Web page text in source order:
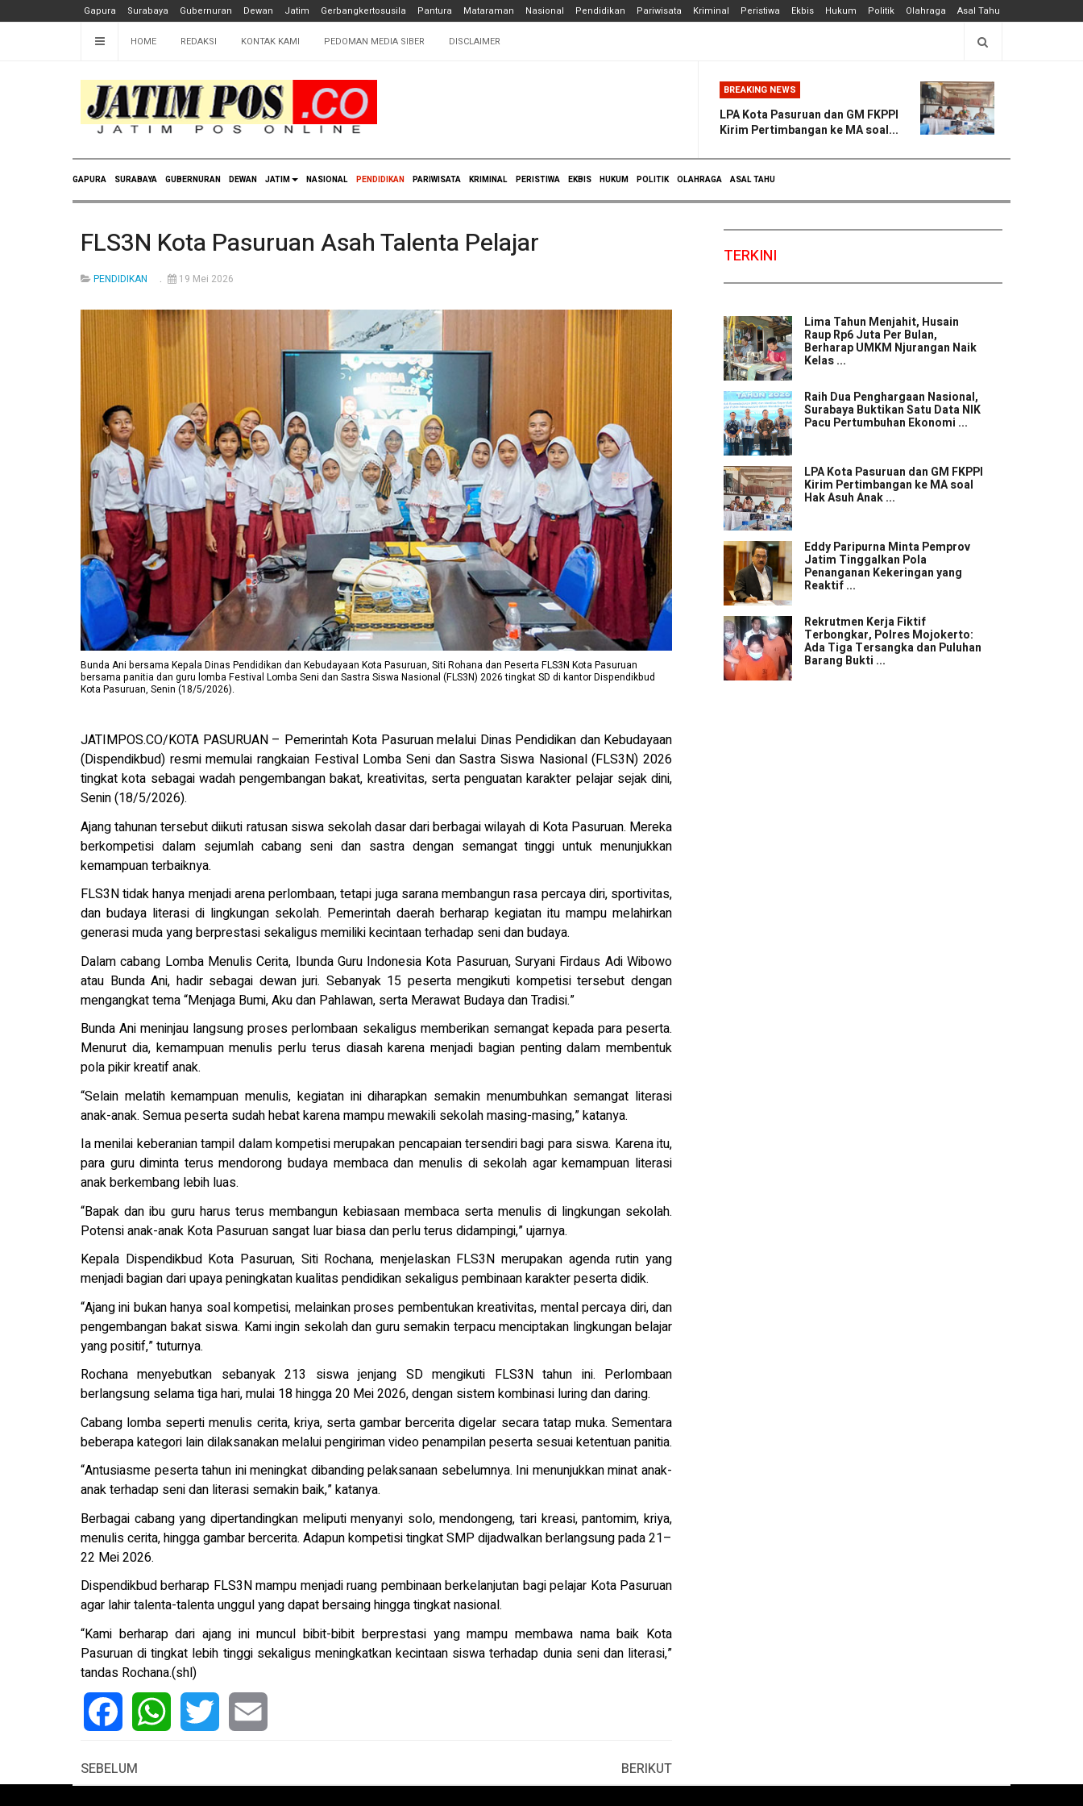
Gapura Surabaya Gubernuran Dewan Jatim Gerbangkertosusila Pantura Mataraman Nasional Pendidikan Pariwisata Kriminal Peristiwa Ekbis Hukum Politik Olahraga Asal Tahu
HOME REDAKSI KONTAK KAMI PEDOMAN MEDIA SIBER DISCLAIMER
BREAKING NEWS
LPA Kota Pasuruan dan GM FKPPI
Kirim Pertimbangan ke MA soal...
GAPURA SURABAYA GUBERNURAN DEWAN JATIM NASIONAL PENDIDIKAN PARIWISATA KRIMINAL PERISTIWA EKBIS HUKUM POLITIK OLAHRAGA ASAL TAHU
FLS3N Kota Pasuruan Asah Talenta Pelajar
PENDIDIKAN 19 Mei 2026
Bunda Ani bersama Kepala Dinas Pendidikan dan Kebudayaan Kota Pasuruan, Siti Rohana dan Peserta FLS3N Kota Pasuruan
bersama panitia dan guru lomba Festival Lomba Seni dan Sastra Siswa Nasional (FLS3N) 2026 tingkat SD di kantor Dispendikbud
Kota Pasuruan, Senin (18/5/2026).
JATIMPOS.CO/KOTA PASURUAN – Pemerintah Kota Pasuruan melalui Dinas Pendidikan dan Kebudayaan
(Dispendikbud) resmi memulai rangkaian Festival Lomba Seni dan Sastra Siswa Nasional (FLS3N) 2026
tingkat kota sebagai wadah pengembangan bakat, kreativitas, serta penguatan karakter pelajar sejak dini,
Senin (18/5/2026).
Ajang tahunan tersebut diikuti ratusan siswa sekolah dasar dari berbagai wilayah di Kota Pasuruan. Mereka
berkompetisi dalam sejumlah cabang seni dan sastra dengan semangat tinggi untuk menunjukkan
kemampuan terbaiknya.
FLS3N tidak hanya menjadi arena perlombaan, tetapi juga sarana membangun rasa percaya diri, sportivitas,
dan budaya literasi di lingkungan sekolah. Pemerintah daerah berharap kegiatan itu mampu melahirkan
generasi muda yang berprestasi sekaligus memiliki kecintaan terhadap seni dan budaya.
Dalam cabang Lomba Menulis Cerita, Ibunda Guru Indonesia Kota Pasuruan, Suryani Firdaus Adi Wibowo
atau Bunda Ani, hadir sebagai dewan juri. Sebanyak 15 peserta mengikuti kompetisi tersebut dengan
mengangkat tema “Menjaga Bumi, Aku dan Pahlawan, serta Merawat Budaya dan Tradisi.”
Bunda Ani meninjau langsung proses perlombaan sekaligus memberikan semangat kepada para peserta.
Menurut dia, kemampuan menulis perlu terus diasah karena menjadi bagian penting dalam membentuk
pola pikir kreatif anak.
“Selain melatih kemampuan menulis, kegiatan ini diharapkan semakin menumbuhkan semangat literasi
anak-anak. Semua peserta sudah hebat karena mampu mewakili sekolah masing-masing,” katanya.
Ia menilai keberanian tampil dalam kompetisi merupakan pencapaian tersendiri bagi para siswa. Karena itu,
para guru diminta terus mendorong budaya membaca dan menulis di sekolah agar kemampuan literasi
anak berkembang lebih luas.
“Bapak dan ibu guru harus terus membangun kebiasaan membaca serta menulis di lingkungan sekolah.
Potensi anak-anak Kota Pasuruan sangat luar biasa dan perlu terus didampingi,” ujarnya.
Kepala Dispendikbud Kota Pasuruan, Siti Rochana, menjelaskan FLS3N merupakan agenda rutin yang
menjadi bagian dari upaya peningkatan kualitas pendidikan sekaligus pembinaan karakter peserta didik.
“Ajang ini bukan hanya soal kompetisi, melainkan proses pembentukan kreativitas, mental percaya diri, dan
pengembangan bakat siswa. Kami ingin sekolah dan guru semakin terpacu menciptakan lingkungan belajar
yang positif,” tuturnya.
Rochana menyebutkan sebanyak 213 siswa jenjang SD mengikuti FLS3N tahun ini. Perlombaan
berlangsung selama tiga hari, mulai 18 hingga 20 Mei 2026, dengan sistem kombinasi luring dan daring.
Cabang lomba seperti menulis cerita, kriya, serta gambar bercerita digelar secara tatap muka. Sementara
beberapa kategori lain dilaksanakan melalui pengiriman video penampilan peserta sesuai ketentuan panitia.
“Antusiasme peserta tahun ini meningkat dibanding pelaksanaan sebelumnya. Ini menunjukkan minat anak-
anak terhadap seni dan literasi semakin baik,” katanya.
Berbagai cabang yang dipertandingkan meliputi menyanyi solo, mendongeng, tari kreasi, pantomim, kriya,
menulis cerita, hingga gambar bercerita. Adapun kompetisi tingkat SMP dijadwalkan berlangsung pada 21–
22 Mei 2026.
Dispendikbud berharap FLS3N mampu menjadi ruang pembinaan berkelanjutan bagi pelajar Kota Pasuruan
agar lahir talenta-talenta unggul yang dapat bersaing hingga tingkat nasional.
“Kami berharap dari ajang ini muncul bibit-bibit berprestasi yang mampu membawa nama baik Kota
Pasuruan di tingkat lebih tinggi sekaligus meningkatkan kecintaan siswa terhadap dunia seni dan literasi,”
tandas Rochana.(shl)
SEBELUM
BERIKUT
TERKINI
Lima Tahun Menjahit, Husain
Raup Rp6 Juta Per Bulan,
Berharap UMKM Njurangan Naik
Kelas ...
Raih Dua Penghargaan Nasional,
Surabaya Buktikan Satu Data NIK
Pacu Pertumbuhan Ekonomi ...
LPA Kota Pasuruan dan GM FKPPI
Kirim Pertimbangan ke MA soal
Hak Asuh Anak ...
Eddy Paripurna Minta Pemprov
Jatim Tinggalkan Pola
Penanganan Kekeringan yang
Reaktif ...
Rekrutmen Kerja Fiktif
Terbongkar, Polres Mojokerto:
Ada Tiga Tersangka dan Puluhan
Barang Bukti ...